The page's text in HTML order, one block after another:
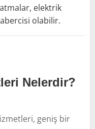
elektrik
olabilir.
Nelerdir?
geniş bir